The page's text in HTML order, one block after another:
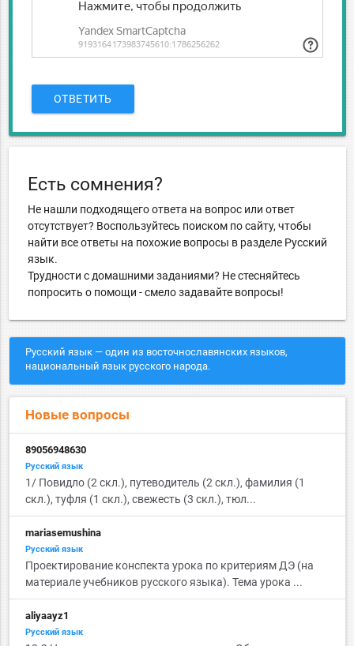
ОТВЕТИТЬ
Есть сомнения?
Не нашли подходящего ответа на вопрос или ответ
отсутствует? Воспользуйтесь поиском по сайту, чтобы
найти все ответы на похожие вопросы в разделе Русский
язык.
Трудности с домашними заданиями? Не стесняйтесь
попросить о помощи - смело задавайте вопросы!
Русский язык — один из восточнославянских языков,
национальный язык русского народа.
Новые вопросы
89056948630
Русский язык
1/ Повидло (2 скл.), путеводитель (2 скл.), фамилия (1
скл.), туфля (1 скл.), свежесть (3 скл.), тюл...
mariasemushina
Русский язык
Проектирование конспекта урока по критериям ДЭ (на
материале учебников русского языка). Тема урока ...
aliyaayz1
Русский язык